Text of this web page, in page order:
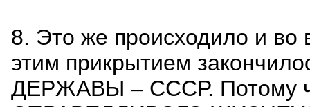
8. Это же происходило и
этим прикрытием
ДЕРЖАВЫ – СССР. Потому